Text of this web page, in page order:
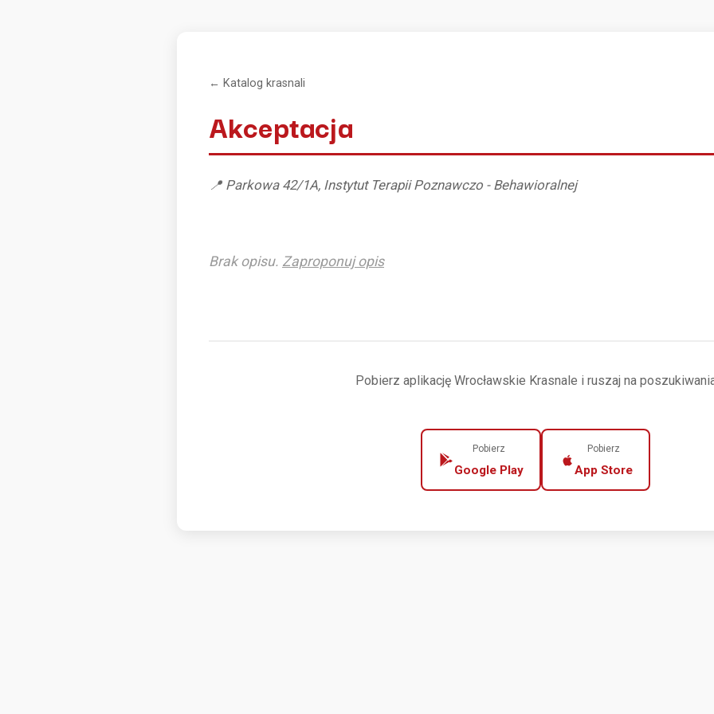
← Katalog krasnali
Akceptacja
📍 Parkowa 42/1A, Instytut Terapii Poznawczo - Behawioralnej
Brak opisu. Zaproponuj opis
Pobierz aplikację Wrocławskie Krasnale i ruszaj na
Pobierz
Google Play
Pobierz
App Store